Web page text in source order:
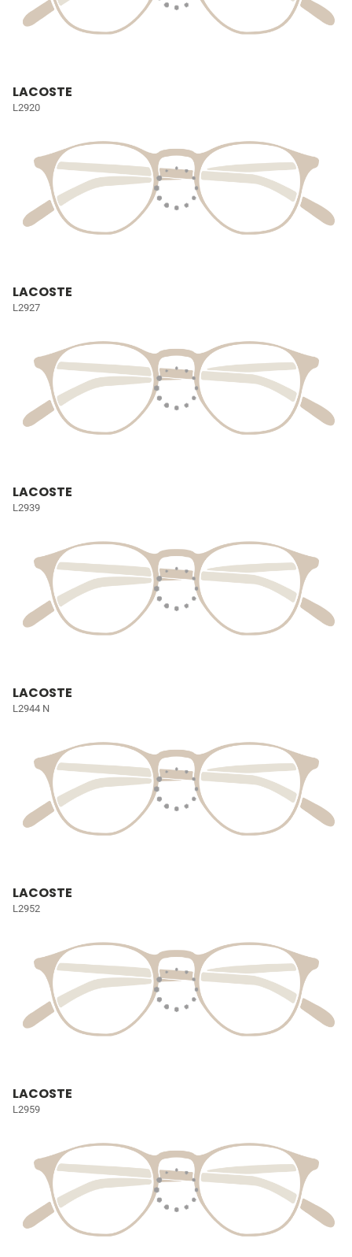
LACOSTE
L2920
LACOSTE
L2927
LACOSTE
L2939
LACOSTE
L2944 N
LACOSTE
L2952
LACOSTE
L2959